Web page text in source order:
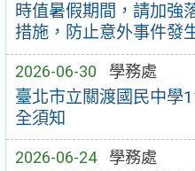
時值暑假期間，請加強
措施，防止意外事件發
2026-06-30 學務處
臺北市立關渡國民中學
全須知
2026-06-24 學務處